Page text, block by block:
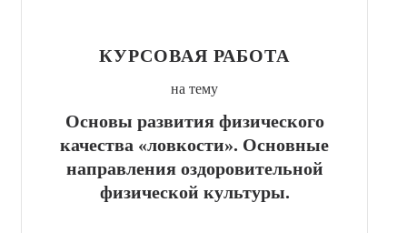
КУРСОВАЯ РАБОТА
на тему
Основы развития физического
качества «ловкости». Основные
направления оздоровительной
физической культуры.